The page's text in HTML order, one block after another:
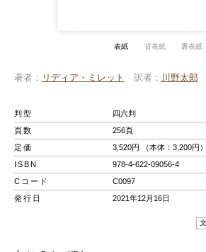
表紙 背表紙 裏表紙
著者 リディア・ミレット 訳者 川野太郎
判型
四六判
頁数
256頁
定価
3,520円 （本体：3,200円）
ISBN
978-4-622-09056-4
Cコード
C0097
発行日
2021年12月16日